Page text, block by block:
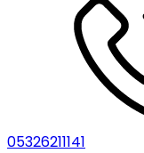
05326211141